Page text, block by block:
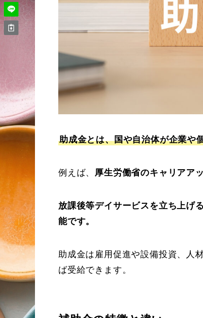
助成金とは、国や自治体が企業や
例えば、 厚生労働省のキャリアア
放課後等デイサービスを立ち上げ
能です。
助成金は雇用促進や設備投資、人
ば受給できます。